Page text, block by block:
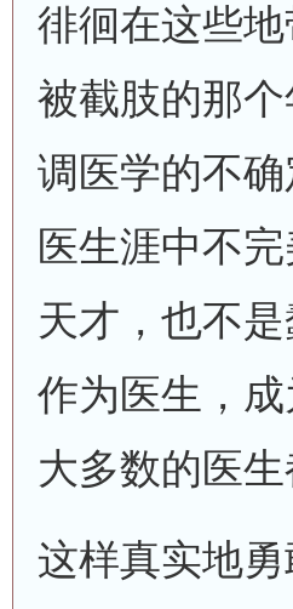
徘徊在这些
被截肢的那
调医学的不
医生涯中不
天才，也不
作为医生，
大多数的医
这样真实地